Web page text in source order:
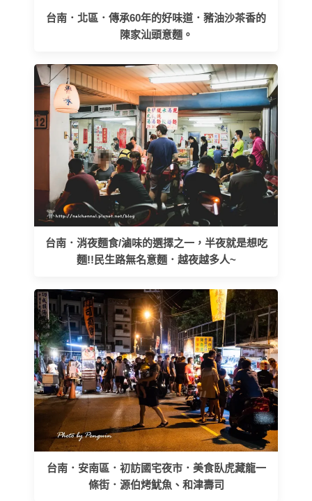
台南．北區．傳承60年的好味道．豬油沙茶香的
陳家汕頭意麵。
台南．消夜麵食/滷味的選擇之一，半夜就是想吃
麵!!民生路無名意麵．越夜越多人~
台南．安南區．初訪國宅夜市．美食臥虎藏龍一
條街．源伯烤魷魚、和津壽司